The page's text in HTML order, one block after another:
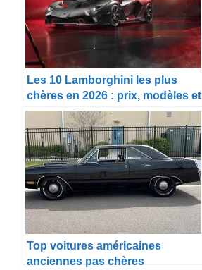
Les 10 Lamborghini les plus
chères en 2026 : prix, modèles et
ce qui les rend si uniques
Top voitures américaines
anciennes pas chères